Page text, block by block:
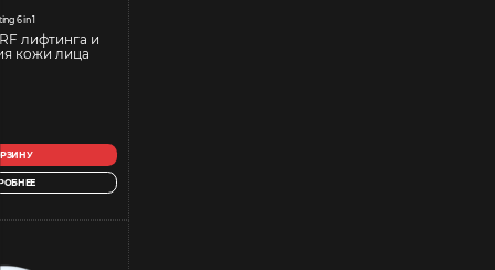
6 in 1
лифтинга и
кожи лица